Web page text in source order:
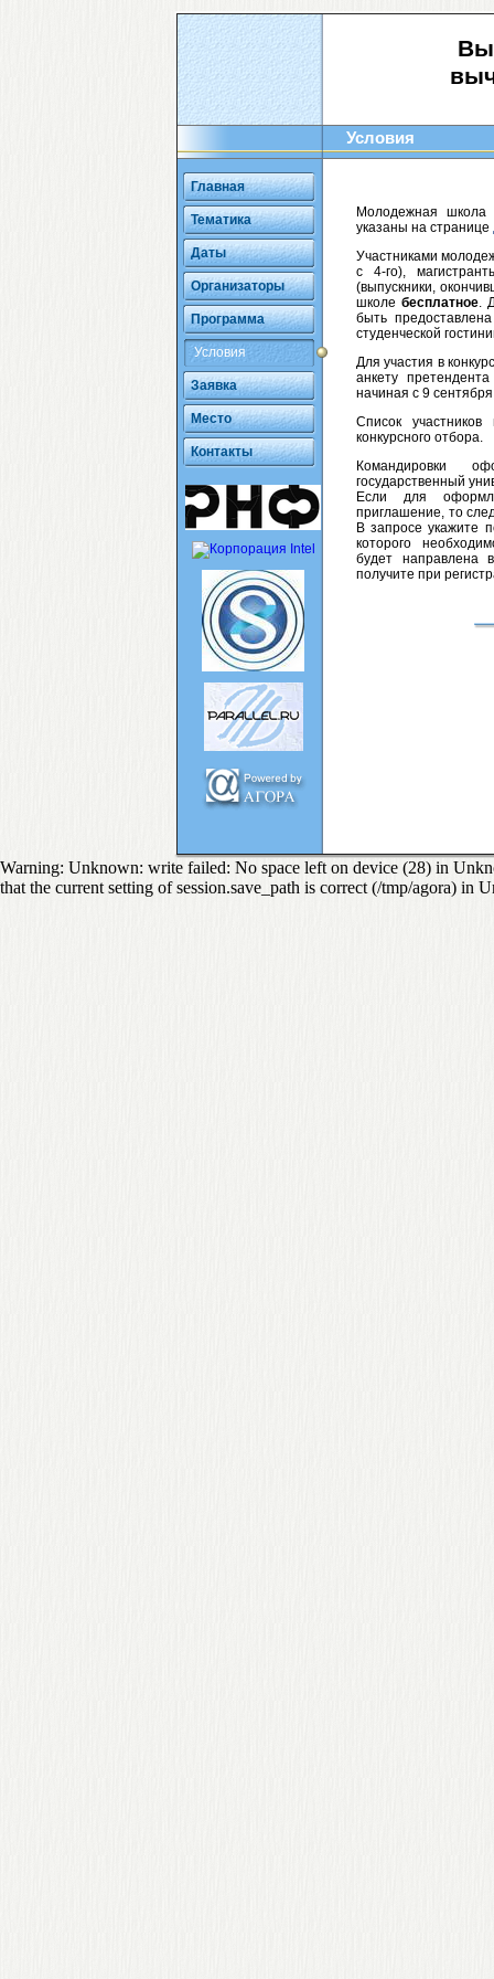
Главная
Тематика
Даты
Организаторы
Программа
Условия
Заявка
Место
Контакты
Условия
Молодежная
указаны на странице
Участниками
с 4-го),
(выпускники,
школебесплатное.
быть
студенческой
Для участия в
анкету
начиная с 9
Список
конкурсного отбора.
Командировки
государственный
Если для
приглашение, то
В запросе укажите
которого
будет направлена
получите при
Warning: Unknown: write failed: No space left on device (28) in
that the current setting of session.save_path is correct (/tmp/agora) in